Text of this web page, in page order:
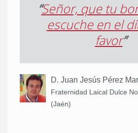
“Señor, que tu
escuche en el
favor”
D. Juan Jesús Pérez
Fraternidad Laical Dulce
(Jaén)